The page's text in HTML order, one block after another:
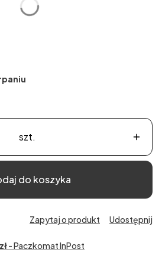
szt.
do koszyka
Zapytaj o produkt Udostępnij
- Paczkomat InPost